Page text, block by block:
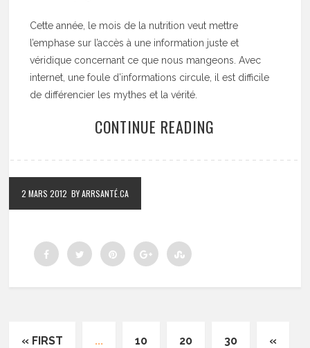
Cette année, le mois de la nutrition veut mettre
l’emphase sur l’accès à une information juste et
véridique concernant ce que nous mangeons. Avec
internet, une foule d’informations circule, il est difficile
de différencier les mythes et la vérité.
CONTINUE READING
2 MARS 2012 BY ARRSANTÉ.CA
« FIRST ... 10 20 30 «